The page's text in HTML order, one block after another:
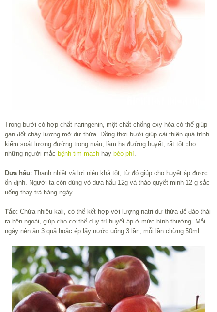
Trong bưởi có hợp chất naringenin, một chất chống oxy hóa có thể giúp
gan đốt cháy lượng mỡ dư thừa. Đồng thời bưởi giúp cải thiện quá trình
kiểm soát lượng đường trong máu, làm hạ đường huyết, rất tốt cho
những người mắc bệnh tim mạch hay béo phì.
Dưa hấu: Thanh nhiệt và lợi niệu khá tốt, từ đó giúp cho huyết áp được
ổn định. Người ta còn dùng vỏ dưa hấu 12g và thảo quyết minh 12 g sắc
uống thay trà hàng ngày.
Táo: Chứa nhiều kali, có thể kết hợp với lượng natri dư thừa để đào thải
ra bên ngoài, giúp cho cơ thể duy trì huyết áp ở mức bình thường. Mỗi
ngày nên ăn 3 quả hoặc ép lấy nước uống 3 lần, mỗi lần chừng 50ml.